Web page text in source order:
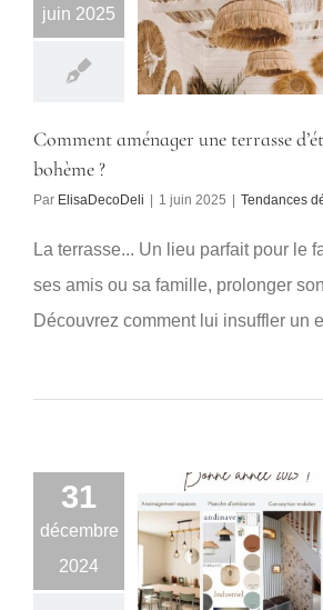
juin 2025
Comment aménager une terrasse
bohème ?
Par ElisaDecoDeli 1 juin 2025 Tendances
La terrasse... Un lieu parfait pour le
ses amis ou sa famille, prolonger
Découvrez comment lui insuffler un
31
décembre
2024